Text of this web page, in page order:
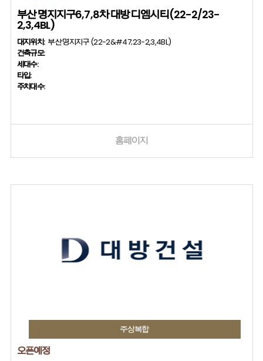
부산 명지지구6,7,8차 대방 디엠시티(22-2/23-
2,3,4BL)
대지위치: 부산 명지지구 (22-2&#47;23-2,3,4BL)
건축규모:
세대수:
타입:
주차대수:
홈페이지
주상복합
오픈예정